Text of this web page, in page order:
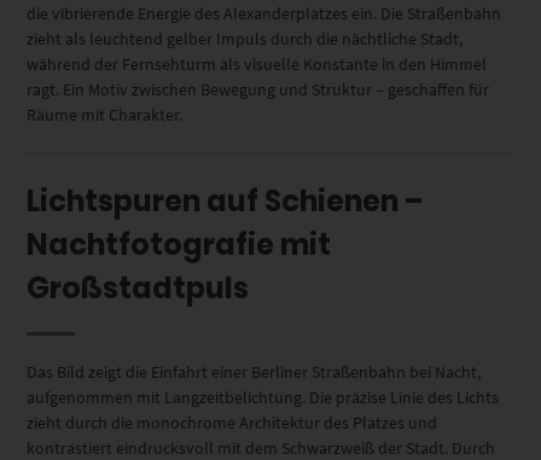
die vibrierende Energie des Alexanderplatzes ein. Die Straßenbahn
zieht als leuchtend gelber Impuls durch die nächtliche Stadt,
während der Fernsehturm als visuelle Konstante in den Himmel
ragt. Ein Motiv zwischen Bewegung und Struktur – geschaffen für
Räume mit Charakter.
Lichtspuren auf Schienen –
Nachtfotografie mit
Großstadtpuls
Das Bild zeigt die Einfahrt einer Berliner Straßenbahn bei Nacht,
aufgenommen mit Langzeitbelichtung. Die präzise Linie des Lichts
zieht durch die monochrome Architektur des Platzes und
kontrastiert eindrucksvoll mit dem Schwarzweiß der Stadt. Durch